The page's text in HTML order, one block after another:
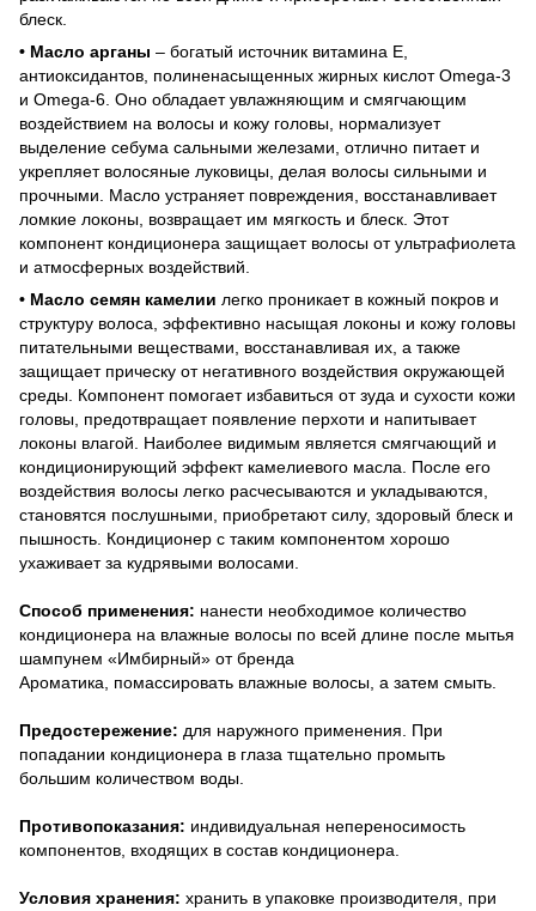
блеск.
• Масло арганы – богатый источник витамина Е,
антиоксидантов, полиненасыщенных жирных кислот Omega-3
и Omega-6. Оно обладает увлажняющим и смягчающим
воздействием на волосы и кожу головы, нормализует
выделение себума сальными железами, отлично питает и
укрепляет волосяные луковицы, делая волосы сильными и
прочными. Масло устраняет повреждения, восстанавливает
ломкие локоны, возвращает им мягкость и блеск. Этот
компонент кондиционера защищает волосы от ультрафиолета
и атмосферных воздействий.
• Масло семян камелии легко проникает в кожный покров и
структуру волоса, эффективно насыщая локоны и кожу головы
питательными веществами, восстанавливая их, а также
защищает прическу от негативного воздействия окружающей
среды. Компонент помогает избавиться от зуда и сухости кожи
головы, предотвращает появление перхоти и напитывает
локоны влагой. Наиболее видимым является смягчающий и
кондиционирующий эффект камелиевого масла. После его
воздействия волосы легко расчесываются и укладываются,
становятся послушными, приобретают силу, здоровый блеск и
пышность. Кондиционер с таким компонентом хорошо
ухаживает за кудрявыми волосами.
Способ применения: нанести необходимое количество
кондиционера на влажные волосы по всей длине после мытья
шампунем «Имбирный» от бренда
Ароматика, помассировать влажные волосы, а затем смыть.
Предостережение: для наружного применения. При
попадании кондиционера в глаза тщательно промыть
большим количеством воды.
Противопоказания: индивидуальная непереносимость
компонентов, входящих в состав кондиционера.
Условия хранения: хранить в упаковке производителя, при